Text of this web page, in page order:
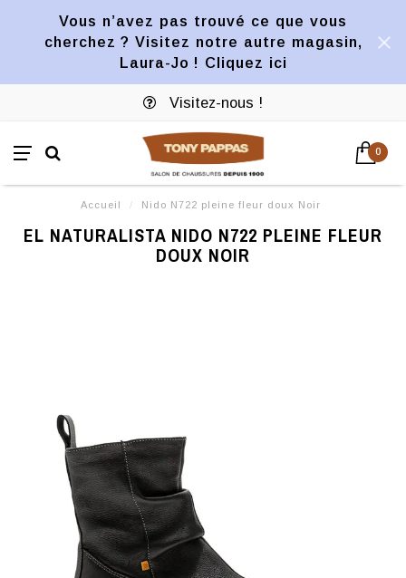
Vous n’avez pas trouvé ce que vous
cherchez ? Visitez notre autre magasin,
Laura-Jo ! Cliquez ici
Visitez-nous !
0
Accueil / Nido N722 pleine fleur doux Noir
EL NATURALISTA NIDO N722 PLEINE FLEUR
DOUX NOIR